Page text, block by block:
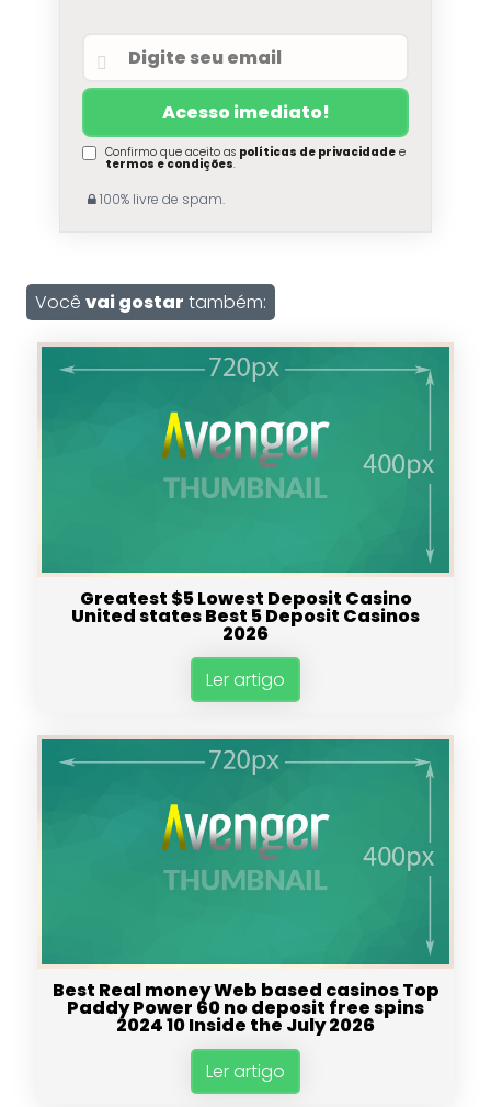
Confirmo que aceito as políticas de privacidadee
termos e condições.
100% livre de spam.
Você vai gostar também:
Greatest $5 Lowest Deposit Casino
United states Best 5 Deposit Casinos
2026
Ler artigo
Best Real money Web based casinos Top
Paddy Power 60 no deposit free spins
2024 10 Inside the July 2026
Ler artigo